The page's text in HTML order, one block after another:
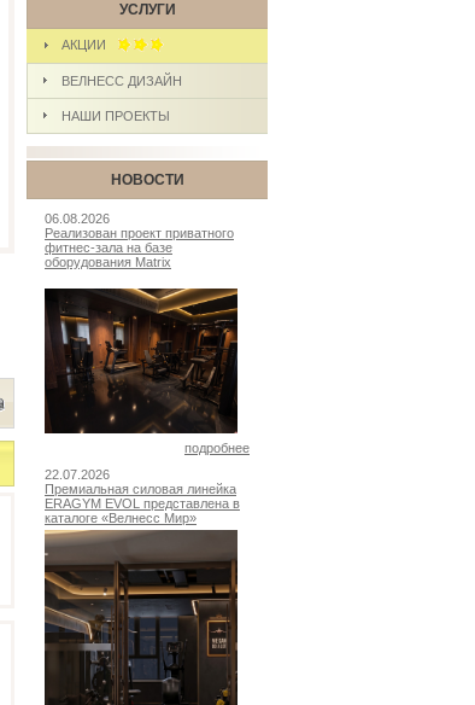
УСЛУГИ
АКЦИИ
ВЕЛНЕСС ДИЗАЙН
НАШИ ПРОЕКТЫ
НОВОСТИ
06.08.2026
Реализован проект приватного
фитнес-зала на базе
оборудования Matrix
подробнее
22.07.2026
Премиальная силовая линейка
ERAGYM EVOL представлена в
каталоге «Велнесс Мир»